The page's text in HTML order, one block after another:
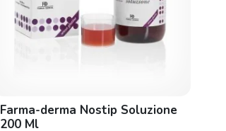
Farma-derma Nostip Soluzione
200 Ml